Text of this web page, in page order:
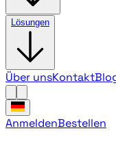
Lösungen
Über unsKontakt
AnmeldenBestellen